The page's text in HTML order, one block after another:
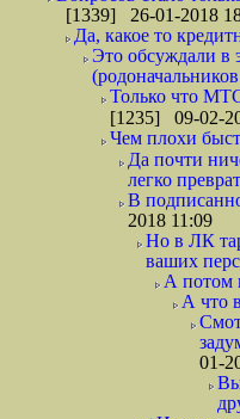
[1339] 26-01-2018
Да, какое то
Это обсуждали в
Только что
[1235] 09-02-
Чем плохи
Да почти
легко
В
2018 11:09
Но в ЛК
ваших
А потом
А что
01-
Вы